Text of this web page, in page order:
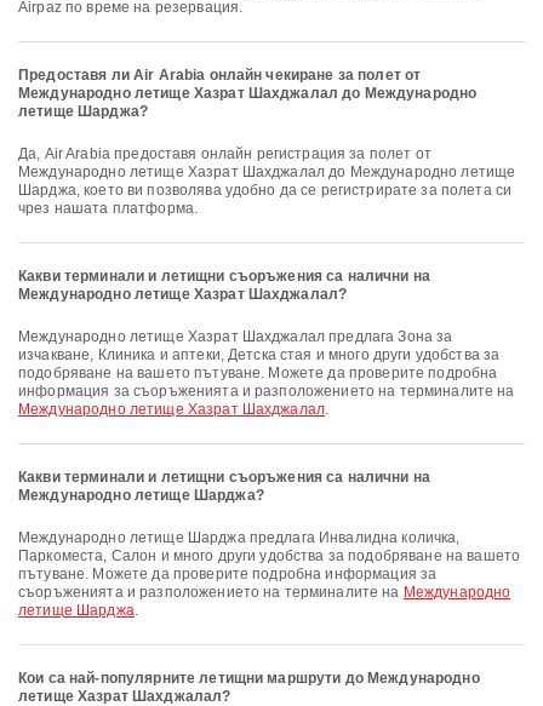
Airpaz по време на резервация.
Предоставя ли Air Arabia онлайн чекиране за полет от
Международно летище Хазрат Шахджалал до Международно
летище Шарджа?
Да, Air Arabia предоставя онлайн регистрация за полет от
Международно летище Хазрат Шахджалал до Международно летище
Шарджа, което ви позволява удобно да се регистрирате за полета си
чрез нашата платформа.
Какви терминали и летищни съоръжения са налични на
Международно летище Хазрат Шахджалал?
Международно летище Хазрат Шахджалал предлага Зона за
изчакване, Клиника и аптеки, Детска стая и много други удобства за
подобряване на вашето пътуване. Можете да проверите подробна
информация за съоръженията и разположението на терминалите на
Международно летище Хазрат Шахджалал.
Какви терминали и летищни съоръжения са налични на
Международно летище Шарджа?
Международно летище Шарджа предлага Инвалидна количка,
Паркоместа, Салон и много други удобства за подобряване на вашето
пътуване. Можете да проверите подробна информация за
съоръженията и разположението на терминалите на Международно
летище Шарджа.
Кои са най-популярните летищни маршрути до Международно
летище Хазрат Шахджалал?